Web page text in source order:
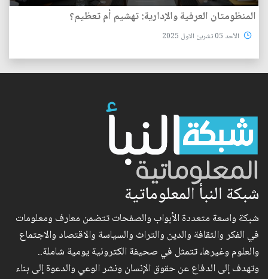
المنظومتان العرفية والإدارية: تهشيم أم تعظيم؟
الأحد 05 تشرين الاول 2025
شبكة النبأ المعلوماتية
شبكة واسعة متعددة الأبواب والصفحات تتضمن معارف ومعلومات
في الفكر والثقافة والدين والتراث والسياسة والاقتصاد والاجتماع
والعلوم وغيرها، تتمثل في صحيفة الكترونية يومية شاملة..
وتهدف إلى الدفاع عن حقوق الإنسان ونشر الوعي والدعوة إلى بناء